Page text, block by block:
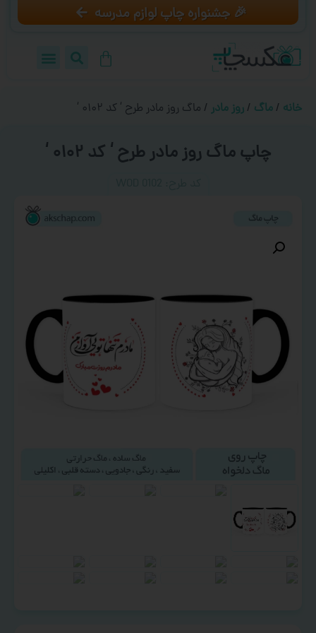
🎉 جشنواره چاپ لوازم مدرسه
خانه / ماگ / روز مادر / ماگ روز مادر طرح ‘ کد ۰۱۰۲ ‘
چاپ ماگ روز مادر طرح ‘ کد ۰۱۰۲ ‘